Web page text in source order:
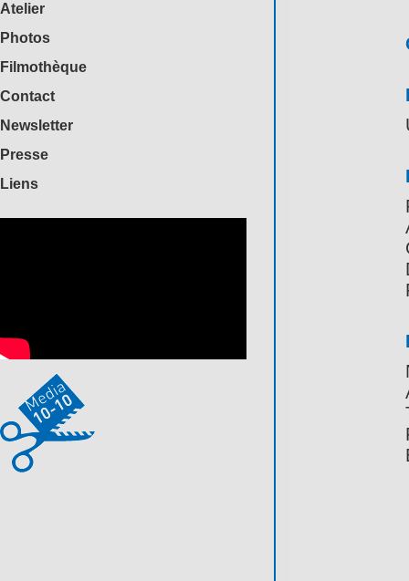
Atelier
Photos
Filmothèque
Contact
Newsletter
Presse
Liens